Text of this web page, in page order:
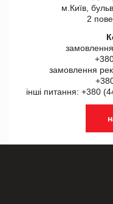
м.Київ,
2
замовлення
інші питання: +380